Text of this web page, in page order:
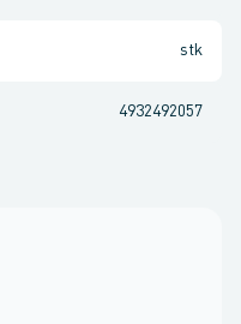
stk
4932492057